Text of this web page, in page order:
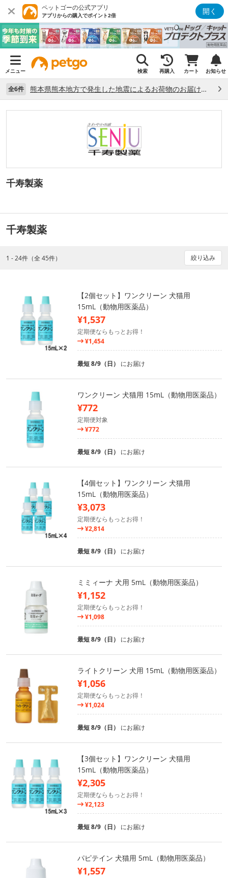
ペットゴーの公式アプリ
アプリからの購入でポイント2倍 開く
メニュー 検索 再購入 カート お知らせ
全6件 熊本県熊本地方で発生した地震によるお荷物のお届け状況について （7/28）
千寿製薬
千寿製薬
1 - 24件（全 45件） 絞り込み
【2個セット】ワンクリーン 犬猫用
15mL（動物用医薬品）
¥1,537
定期便ならもっとお得！
¥1,454
最短 8/9（日） にお届け
ワンクリーン 犬猫用 15mL（動物用医薬品）
¥772
定期便対象
¥772
最短 8/9（日） にお届け
【4個セット】ワンクリーン 犬猫用
15mL（動物用医薬品）
¥3,073
定期便ならもっとお得！
¥2,814
最短 8/9（日） にお届け
ミミィーナ 犬用 5mL（動物用医薬品）
¥1,152
定期便ならもっとお得！
¥1,098
最短 8/9（日） にお届け
ライトクリーン 犬用 15mL（動物用医薬品）
¥1,056
定期便ならもっとお得！
¥1,024
最短 8/9（日） にお届け
【3個セット】ワンクリーン 犬猫用
15mL（動物用医薬品）
¥2,305
定期便ならもっとお得！
¥2,123
最短 8/9（日） にお届け
パピテイン 犬猫用 5mL（動物用医薬品）
¥1,557